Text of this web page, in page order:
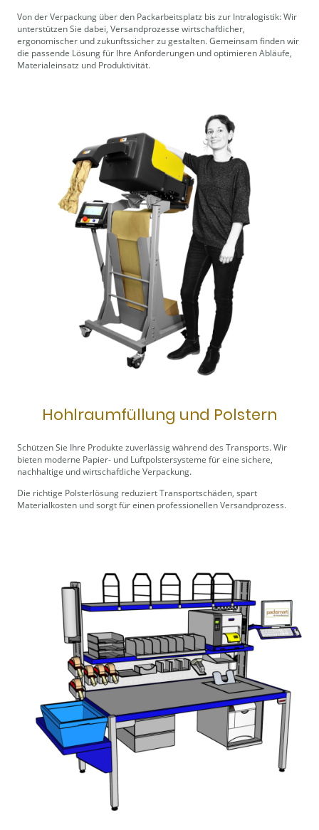
Von der Verpackung über den Packarbeitsplatz bis zur Intralogistik: Wir
unterstützen Sie dabei, Versandprozesse wirtschaftlicher,
ergonomischer und zukunftssicher zu gestalten. Gemeinsam finden wir
die passende Lösung für Ihre Anforderungen und optimieren Abläufe,
Materialeinsatz und Produktivität.
Hohlraumfüllung und Polstern
Schützen Sie Ihre Produkte zuverlässig während des Transports. Wir
bieten moderne Papier- und Luftpolstersysteme für eine sichere,
nachhaltige und wirtschaftliche Verpackung.
Die richtige Polsterlösung reduziert Transportschäden, spart
Materialkosten und sorgt für einen professionellen Versandprozess.